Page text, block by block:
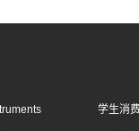
学生消